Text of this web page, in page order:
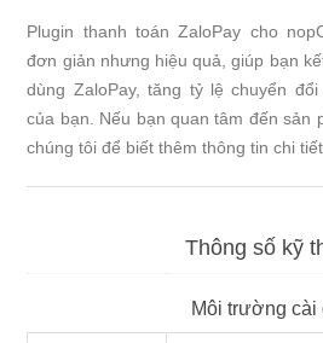
Plugin thanh toán ZaloPay cho
đơn giản nhưng hiệu quả, giúp bạn
dùng ZaloPay, tăng tỷ lệ chuyển
của bạn. Nếu bạn quan tâm đến sản
chúng tôi để biết thêm thông tin chi tiết
Thông số kỹ
Môi trường cài